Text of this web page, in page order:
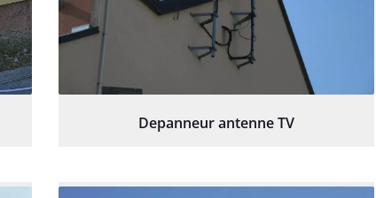
Depanneur antenne TV